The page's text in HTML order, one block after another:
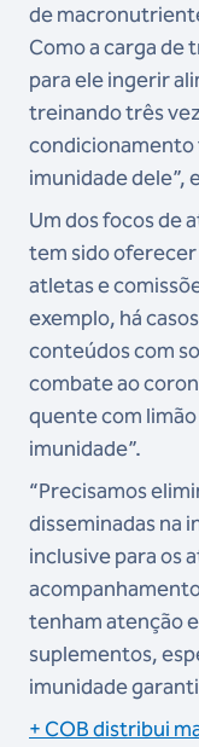
de
Como a carga de
para ele ingerir
treinando três
imunidade dele”,
Um dos focos de
tem sido
atletas e
exemplo, há
conteúdos com
combate ao
quente com
imunidade”.
“Precisamos
disseminadas na
inclusive para os
tenham atenção
suplementos,
imunidade
+ COB distribui